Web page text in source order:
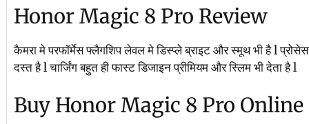
Honor Magic 8 Pro Review
कैमरा मे परफॉर्मेस फ्लैगशिप लेवल मे डिस्प्ले ब्राइट और स्मूथ भी है l
दस्त है l चार्जिंग बहुत ही फास्ट डिजाइन प्रीमियम और स्लिम भी देता है l
Buy Honor Magic 8 Pro Online